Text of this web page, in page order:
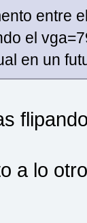
entre
el
en un
a lo